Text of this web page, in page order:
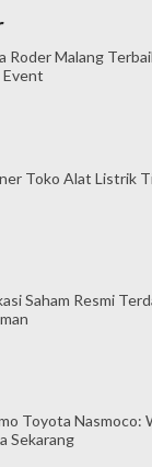
Roder Malang
Toko Alat Listrik
Saham Resmi
Toyota Nasmoco:
Sekarang